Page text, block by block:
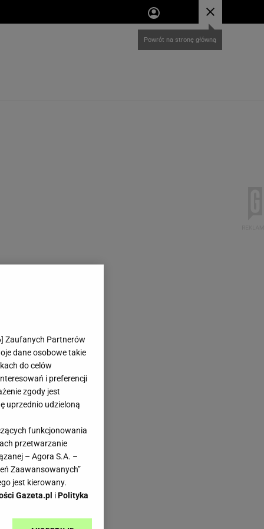
] Zaufanych Partnerów
dane osobowe takie
do celów
i preferencji
zgody jest
uprzednio udzieloną
funkcjonowania
przetwarzanie
– Agora S.A. –
Zaawansowanych”
jest kierowany.
Gazeta.pl iPolityka